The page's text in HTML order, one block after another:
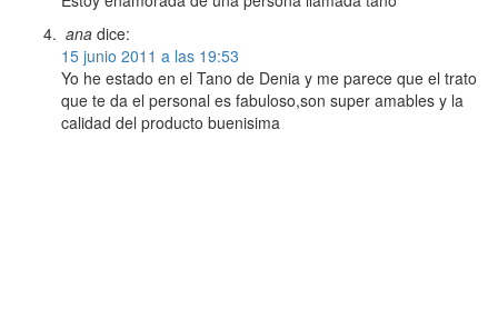
ana dice:
15 junio 2011 a las 19:53
Yo he estado en el Tano de Denia y me parece que el trato
que te da el personal es fabuloso,son super amables y la
calidad del producto buenisima